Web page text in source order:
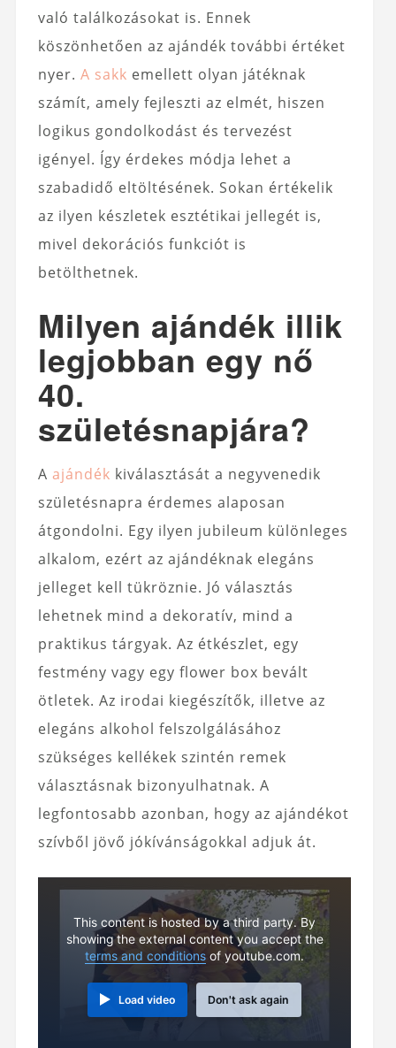
való találkozásokat is. Ennek
köszönhetően az ajándék további értéket
nyer. A sakk emellett olyan játéknak
számít, amely fejleszti az elmét, hiszen
logikus gondolkodást és tervezést
igényel. Így érdekes módja lehet a
szabadidő eltöltésének. Sokan értékelik
az ilyen készletek esztétikai jellegét is,
mivel dekorációs funkciót is
betölthetnek.
Milyen ajándék illik
legjobban egy nő
40.
születésnapjára?
A ajándék kiválasztását a negyvenedik
születésnapra érdemes alaposan
átgondolni. Egy ilyen jubileum különleges
alkalom, ezért az ajándéknak elegáns
jelleget kell tükröznie. Jó választás
lehetnek mind a dekoratív, mind a
praktikus tárgyak. Az étkészlet, egy
festmény vagy egy flower box bevált
ötletek. Az irodai kiegészítők, illetve az
elegáns alkohol felszolgálásához
szükséges kellékek szintén remek
választásnak bizonyulhatnak. A
legfontosabb azonban, hogy az ajándékot
szívből jövő jókívánságokkal adjuk át.
This content is hosted by a third party. By
showing the external content you accept the
terms and conditions of youtube.com.
Load video Don't ask again